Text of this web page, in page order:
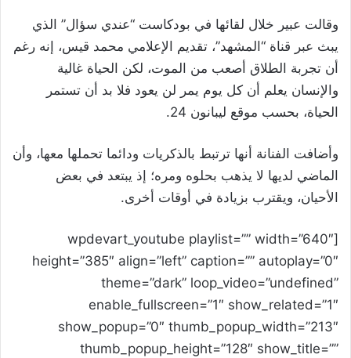
وقالت عبير خلال لقائها في بودكاست “عندي سؤال” الذي
يبث عبر قناة “المشهد”، تقديم الإعلامي محمد قيس، إنه رغم
أن تجربة الطلاق أصعب من الموت، لكن الحياة غالية
والإنسان يعلم أن كل يوم يمر لن يعود فلا بد أن تستمر
الحياة، بحسب موقع ليبانون 24.
وأضافت الفنانة أنها ترتبط بالذكريات ودائما تحملها معها، وأن
الماضي لديها لا يذهب بحلوه ومره؛ إذ يبتعد في بعض
الأحيان، ويقترب بزيادة في أوقات أخرى.
[wpdevart_youtube playlist=”” width=”640″
height=”385″ align=”left” caption=”” autoplay=”0″
theme=”dark” loop_video=”undefined”
enable_fullscreen=”1″ show_related=”1″
show_popup=”0″ thumb_popup_width=”213″
thumb_popup_height=”128″ show_title=””